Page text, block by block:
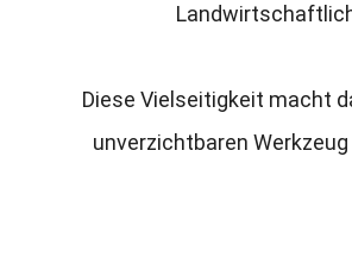
Diese Vielseitigkeit macht
unverzichtbaren